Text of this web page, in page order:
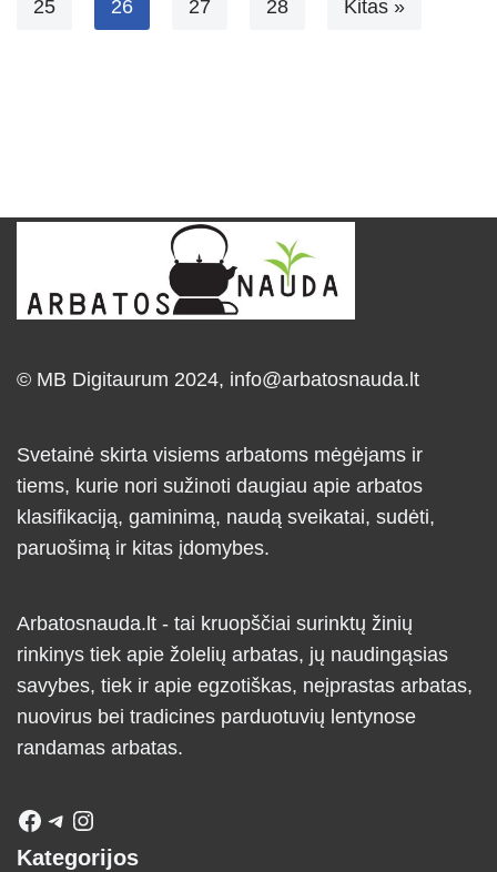
25 26 27 28 Kitas »
© MB Digitaurum 2024, info@arbatosnauda.lt
Svetainė skirta visiems arbatoms mėgėjams ir
tiems, kurie nori sužinoti daugiau apie arbatos
klasifikaciją, gaminimą, naudą sveikatai, sudėti,
paruošimą ir kitas įdomybes.
Arbatosnauda.lt - tai kruopščiai surinktų žinių
rinkinys tiek apie žolelių arbatas, jų naudingąsias
savybes, tiek ir apie egzotiškas, neįprastas arbatas,
nuovirus bei tradicines parduotuvių lentynose
randamas arbatas.
Kategorijos